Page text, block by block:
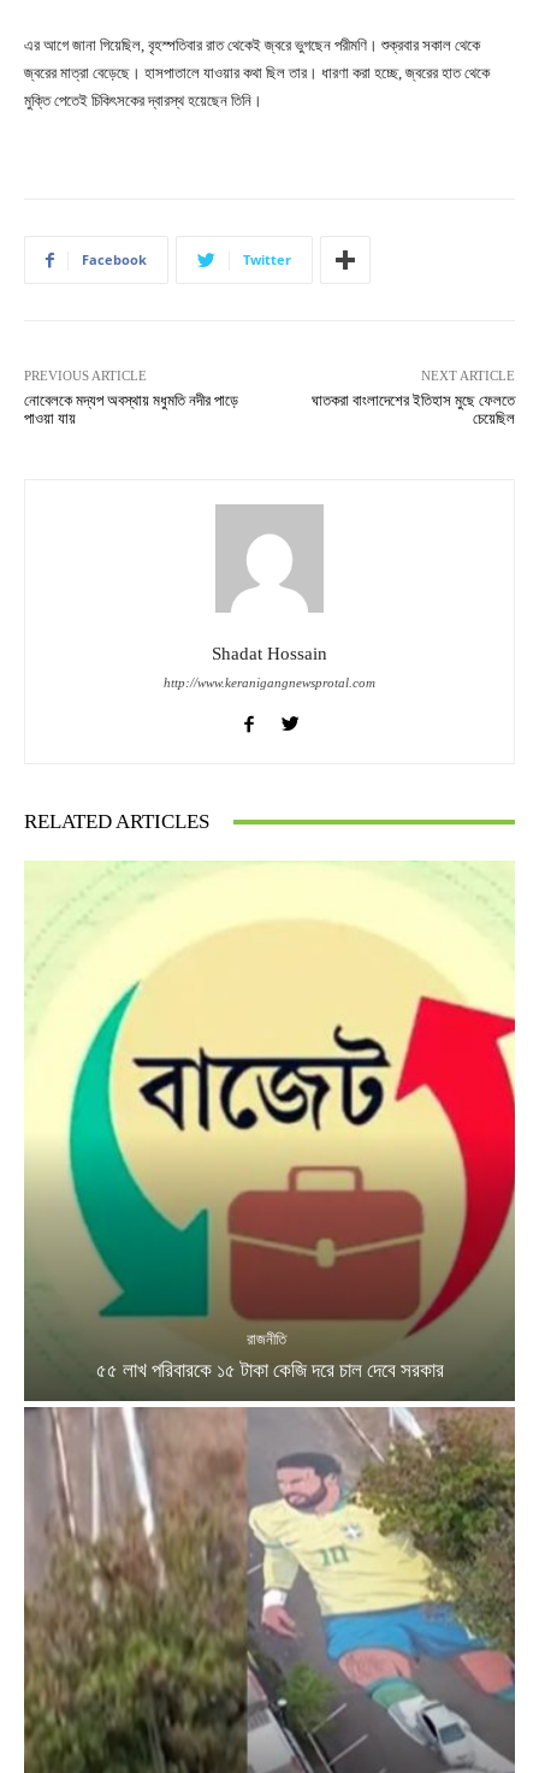
এর আগে জানা গিয়েছিল, বৃহস্পতিবার রাত থেকেই জ্বরে ভুগছেন পরীমণি। শুক্রবার সকাল থেকে
জ্বরের মাত্রা বেড়েছে। হাসপাতালে যাওয়ার কথা ছিল তার। ধারণা করা হচ্ছে, জ্বরের হাত থেকে
মুক্তি পেতেই চিকিৎসকের দ্বারস্থ হয়েছেন তিনি।
Facebook Twitter
PREVIOUS ARTICLE
নোবেলকে মদ্যপ অবস্থায় মধুমতি নদীর পাড়ে
পাওয়া যায়
NEXT ARTICLE
ঘাতকরা বাংলাদেশের ইতিহাস মুছে ফেলতে
চেয়েছিল
Shadat Hossain
http://www.keranigangnewsprotal.com
RELATED ARTICLES
রাজনীতি
৫৫ লাখ পরিবারকে ১৫ টাকা কেজি দরে চাল দেবে সরকার